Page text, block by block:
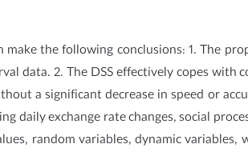
the following conclusions: 1. The
data. 2. The DSS effectively copes
a significant decrease in speed or
daily exchange rate changes, social
random variables, dynamic variables,